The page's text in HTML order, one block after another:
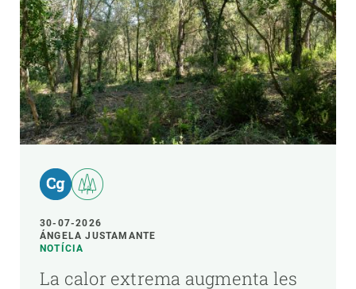
30-07-2026
ÁNGELA JUSTAMANTE
NOTÍCIA
La calor extrema augmenta les